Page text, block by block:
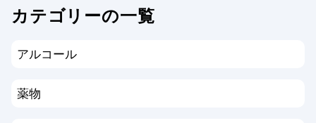
カテゴリーの一覧
アルコール
薬物